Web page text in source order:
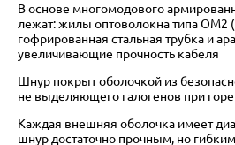
В основе многомодового
лежат: жилы оптоволокна типа OM2
гофрированная стальная трубка и
увеличивающие прочность кабеля
Шнур покрыт оболочкой из
не выделяющего галогенов при
Каждая внешняя оболочка имеет
шнур достаточно прочным, но